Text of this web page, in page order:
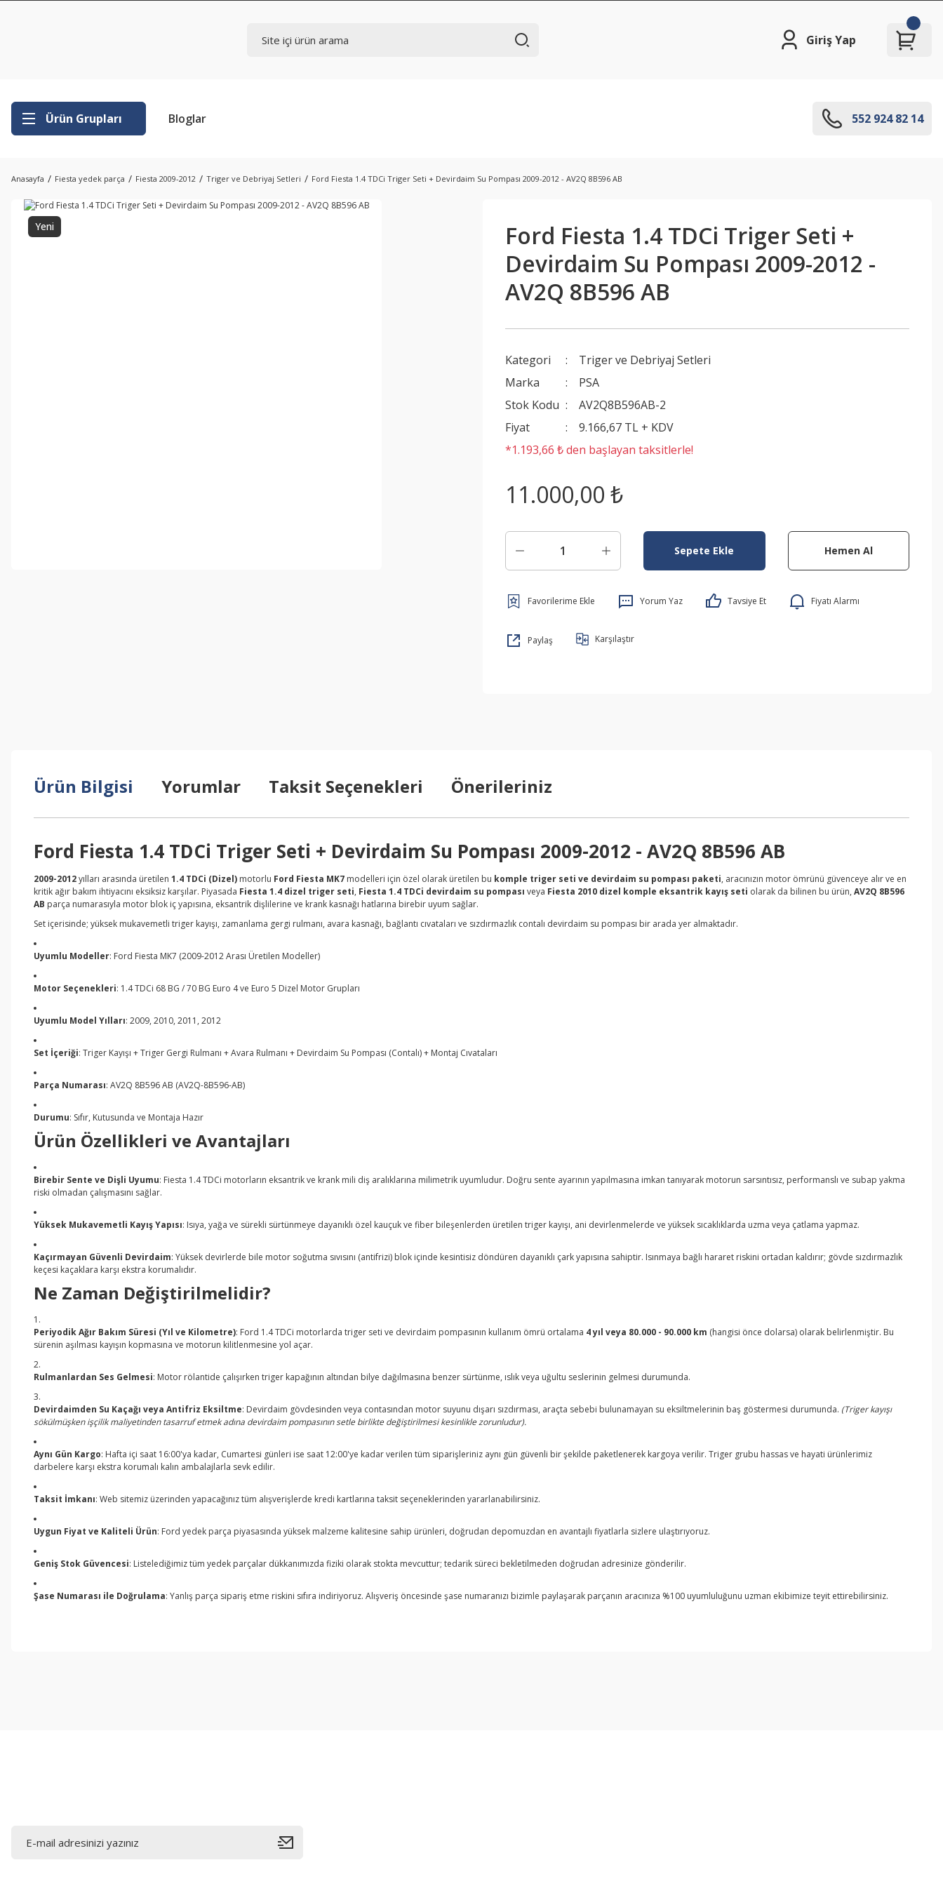
Giriş Yap
Ürün Grupları Bloglar 552 924 82 14
Anasayfa Fiesta yedek parça Fiesta 2009-2012 Triger ve Debriyaj Setleri Ford Fiesta 1.4 TDCi Triger Seti + Devirdaim Su Pompası 2009-2012 - AV2Q 8B596 AB
Yeni
Ford Fiesta 1.4 TDCi Triger Seti +
Devirdaim Su Pompası 2009-2012 -
AV2Q 8B596 AB
Kategori
Triger ve Debriyaj Setleri
Marka
PSA
Stok Kodu
AV2Q8B596AB-2
Fiyat
9.166,67 TL + KDV
*1.193,66 ₺ den başlayan taksitlerle!
11.000,00 ₺
Sepete Ekle Hemen Al
Yorum Yaz Tavsiye Et Fiyatı Alarmı
Paylaş Karşılaştır
Ürün Bilgisi Yorumlar Taksit Seçenekleri Önerileriniz
Ford Fiesta 1.4 TDCi Triger Seti + Devirdaim Su Pompası 2009-2012 - AV2Q 8B596 AB
2009-2012yılları arasında üretilen 1.4 TDCi (Dizel) motorlu Ford Fiesta MK7 modelleri için özel olarak üretilen bu komple triger seti ve devirdaim su pompası paketi, aracınızın motor ömrünü güvenceye alır ve en
kritik ağır bakım ihtiyacını eksiksiz karşılar. Piyasada Fiesta 1.4 dizel triger seti, Fiesta 1.4 TDCi devirdaim su pompası veya Fiesta 2010 dizel komple eksantrik kayış seti olarak da bilinen bu ürün, AV2Q 8B596
AB parça numarasıyla motor blok iç yapısına, eksantrik dişlilerine ve krank kasnağı hatlarına birebir uyum sağlar.
Set içerisinde; yüksek mukavemetli triger kayışı, zamanlama gergi rulmanı, avara kasnağı, bağlantı cıvataları ve sızdırmazlık contalı devirdaim su pompası bir arada yer almaktadır.
Uyumlu Modeller: Ford Fiesta MK7 (2009-2012 Arası Üretilen Modeller)
Motor Seçenekleri: 1.4 TDCi 68 BG / 70 BG Euro 4 ve Euro 5 Dizel Motor Grupları
Uyumlu Model Yılları: 2009, 2010, 2011, 2012
Set İçeriği: Triger Kayışı + Triger Gergi Rulmanı + Avara Rulmanı + Devirdaim Su Pompası (Contalı) + Montaj Cıvataları
Parça Numarası: AV2Q 8B596 AB (AV2Q-8B596-AB)
Durumu: Sıfır, Kutusunda ve Montaja Hazır
Ürün Özellikleri ve Avantajları
Birebir Sente ve Dişli Uyumu: Fiesta 1.4 TDCi motorların eksantrik ve krank mili diş aralıklarına milimetrik uyumludur. Doğru sente ayarının yapılmasına imkan tanıyarak motorun sarsıntısız, performanslı ve subap yakma
riski olmadan çalışmasını sağlar.
Yüksek Mukavemetli Kayış Yapısı: Isıya, yağa ve sürekli sürtünmeye dayanıklı özel kauçuk ve fiber bileşenlerden üretilen triger kayışı, ani devirlenmelerde ve yüksek sıcaklıklarda uzma veya çatlama yapmaz.
Kaçırmayan Güvenli Devirdaim: Yüksek devirlerde bile motor soğutma sıvısını (antifrizi) blok içinde kesintisiz döndüren dayanıklı çark yapısına sahiptir. Isınmaya bağlı hararet riskini ortadan kaldırır; gövde sızdırmazlık
keçesi kaçaklara karşı ekstra korumalıdır.
Ne Zaman Değiştirilmelidir?
Periyodik Ağır Bakım Süresi (Yıl ve Kilometre): Ford 1.4 TDCi motorlarda triger seti ve devirdaim pompasının kullanım ömrü ortalama 4 yıl veya 80.000 - 90.000 km (hangisi önce dolarsa) olarak belirlenmiştir. Bu
sürenin aşılması kayışın kopmasına ve motorun kilitlenmesine yol açar.
Rulmanlardan Ses Gelmesi: Motor rölantide çalışırken triger kapağının altından bilye dağılmasına benzer sürtünme, ıslık veya uğultu seslerinin gelmesi durumunda.
Devirdaimden Su Kaçağı veya Antifriz Eksiltme: Devirdaim gövdesinden veya contasından motor suyunu dışarı sızdırması, araçta sebebi bulunamayan su eksiltmelerinin baş göstermesi durumunda. (Triger kayışı
sökülmüşken işçilik maliyetinden tasarruf etmek adına devirdaim pompasının setle birlikte değiştirilmesi kesinlikle zorunludur).
Aynı Gün Kargo: Hafta içi saat 16:00'ya kadar, Cumartesi günleri ise saat 12:00'ye kadar verilen tüm siparişleriniz aynı gün güvenli bir şekilde paketlenerek kargoya verilir. Triger grubu hassas ve hayati ürünlerimiz
darbelere karşı ekstra korumalı kalın ambalajlarla sevk edilir.
Taksit İmkanı: Web sitemiz üzerinden yapacağınız tüm alışverişlerde kredi kartlarına taksit seçeneklerinden yararlanabilirsiniz.
Uygun Fiyat ve Kaliteli Ürün: Ford yedek parça piyasasında yüksek malzeme kalitesine sahip ürünleri, doğrudan depomuzdan en avantajlı fiyatlarla sizlere ulaştırıyoruz.
Geniş Stok Güvencesi: Listelediğimiz tüm yedek parçalar dükkanımızda fiziki olarak stokta mevcuttur; tedarik süreci bekletilmeden doğrudan adresinize gönderilir.
Şase Numarası ile Doğrulama: Yanlış parça sipariş etme riskini sıfıra indiriyoruz. Alışveriş öncesinde şase numaranızı bizimle paylaşarak parçanın aracınıza %100 uyumluluğunu uzman ekibimize teyit ettirebilirsiniz.